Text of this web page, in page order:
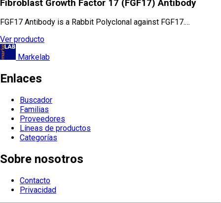
Fibroblast Growth Factor 17 (FGF17) Antibody
FGF17 Antibody is a Rabbit Polyclonal against FGF17.…
Ver producto
Markelab
Enlaces
Buscador
Familias
Proveedores
Líneas de productos
Categorías
Sobre nosotros
Contacto
Privacidad